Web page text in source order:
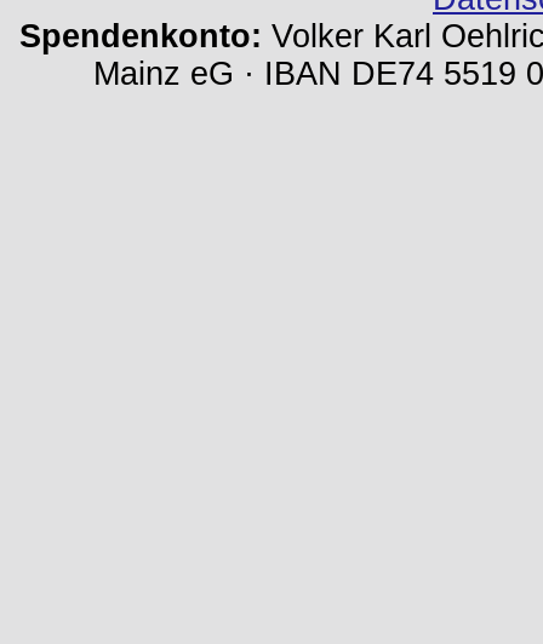
Spendenkonto: Volker Karl
Mainz eG · IBAN DE74 5519